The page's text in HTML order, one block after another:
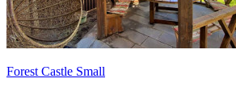
Forest Castle Small